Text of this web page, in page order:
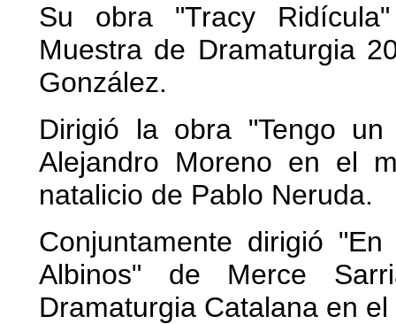
Su obra "Tracy
Muestra de Dramaturgia
González.
Dirigió la obra "Tengo
Alejandro Moreno en el
natalicio de Pablo Neruda.
Conjuntamente dirigió
Albinos" de Merce
Dramaturgia Catalana en